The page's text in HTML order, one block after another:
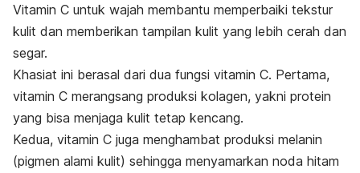
Vitamin C untuk wajah membantu memperbaiki tekstur
kulit dan memberikan tampilan kulit yang lebih cerah dan
segar.
Khasiat ini berasal dari dua fungsi vitamin C. Pertama,
vitamin C merangsang produksi kolagen, yakni protein
yang bisa menjaga kulit tetap kencang.
Kedua, vitamin C juga menghambat produksi melanin
(pigmen alami kulit) sehingga menyamarkan noda hitam